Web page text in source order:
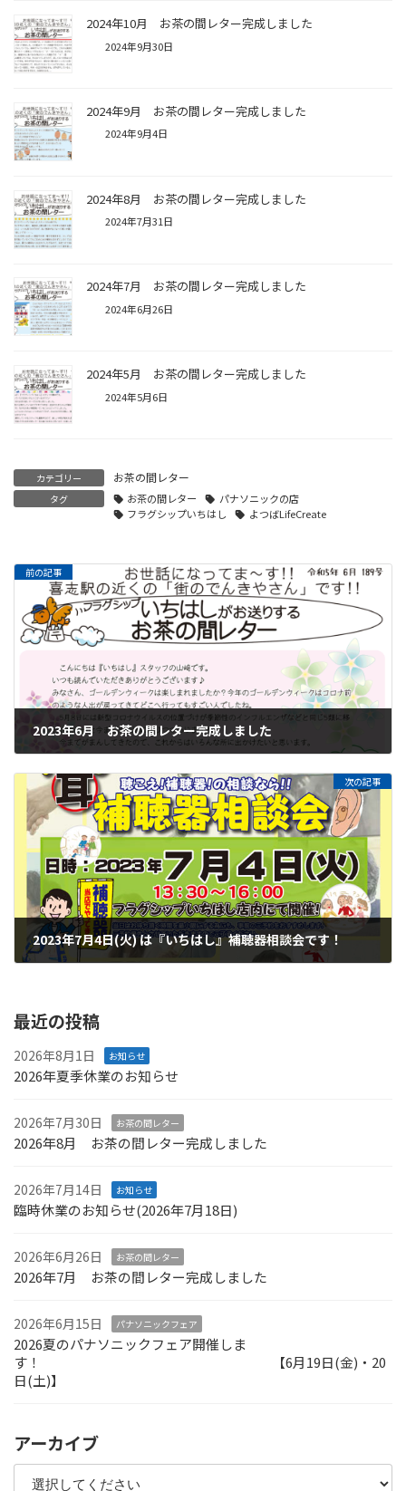
2024年10月 お茶の間レター完成しました
2024年9月30日
2024年9月 お茶の間レター完成しました
2024年9月4日
2024年8月 お茶の間レター完成しました
2024年7月31日
2024年7月 お茶の間レター完成しました
2024年6月26日
2024年5月 お茶の間レター完成しました
2024年5月6日
カテゴリー お茶の間レター
タグ お茶の間レター
パナソニックの店
フラグシップいちはし
よつばLifeCreate
前の記事
2023年6月 お茶の間レター完成しました
2023年6月2日
次の記事
2023年7月4日(火) は『いちはし』補聴器相談会です！
2023年7月2日
最近の投稿
2026年8月1日 お知らせ
2026年夏季休業のお知らせ
2026年7月30日 お茶の間レター
2026年8月 お茶の間レター完成しました
2026年7月14日 お知らせ
臨時休業のお知らせ(2026年7月18日)
2026年6月26日 お茶の間レター
2026年7月 お茶の間レター完成しました
2026年6月15日 パナソニックフェア
2026夏のパナソニックフェア開催しま
す！ 【6月19日(金)・20
日(土)】
アーカイブ